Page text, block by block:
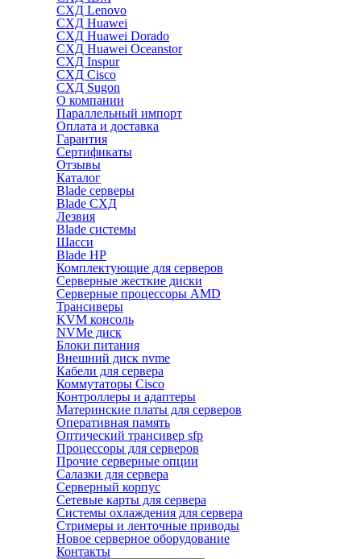
СХД Lenovo
СХД Huawei
СХД Huawei Dorado
СХД Huawei Oceanstor
СХД Inspur
СХД Cisco
СХД Sugon
О компании
Параллельный импорт
Оплата и доставка
Гарантия
Сертификаты
Отзывы
Каталог
Blade серверы
Blade СХД
Лезвия
Blade системы
Шасси
Blade HP
Комплектующие для серверов
Серверные жесткие диски
Серверные процессоры AMD
Трансиверы
KVM консоль
NVMe диск
Блоки питания
Внешний диск nvme
Кабели для сервера
Коммутаторы Cisco
Контроллеры и адаптеры
Материнские платы для серверов
Оперативная память
Оптический трансивер sfp
Процессоры для серверов
Прочие серверные опции
Салазки для сервера
Серверный корпус
Сетевые карты для сервера
Системы охлаждения для сервера
Стримеры и ленточные приводы
Новое серверное оборудование
Контакты